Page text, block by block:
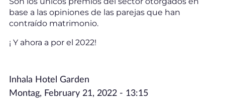
base a las opiniones de las parejas que han
contraído matrimonio.
¡ Y ahora a por el 2022!
Inhala Hotel Garden
Montag, February 21, 2022 - 13:15